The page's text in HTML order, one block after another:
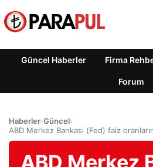
Güncel Haberler Firma
Forum
Haberler›Güncel›
ABD Merkez Bankası (Fed) faiz
ABD Merkez